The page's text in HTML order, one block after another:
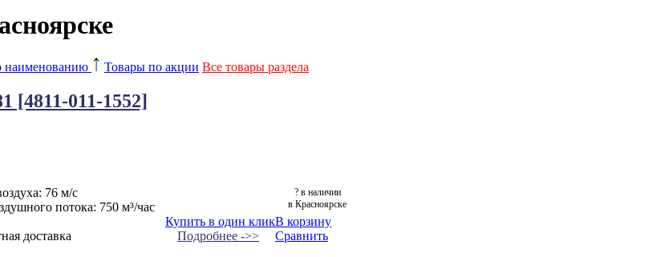
наименованию Товары по акции Все товары раздела
[4811-011-1552]
76 м/с
потока: 750 м³/час
Купить в один клик
? в наличии
в Красноярске
В корзину
Сравнить
доставка Подробнее ->>